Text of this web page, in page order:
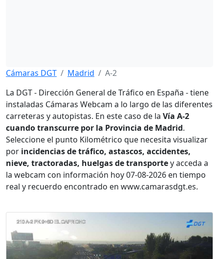
Cámaras DGT Madrid
A-2
La DGT - Dirección General de Tráfico en España - tiene
instaladas Cámaras Webcam a lo largo de las diferentes
carreteras y autopistas. En este caso de la Vía A-2
cuando transcurre por la Provincia de Madrid.
Seleccione el punto Kilométrico que necesita visualizar
por incidencias de tráfico, astascos, accidentes,
nieve, tractoradas, huelgas de transportey acceda a
la webcam con información hoy 07-08-2026 en tiempo
real y recuerdo encontrado en www.camarasdgt.es.